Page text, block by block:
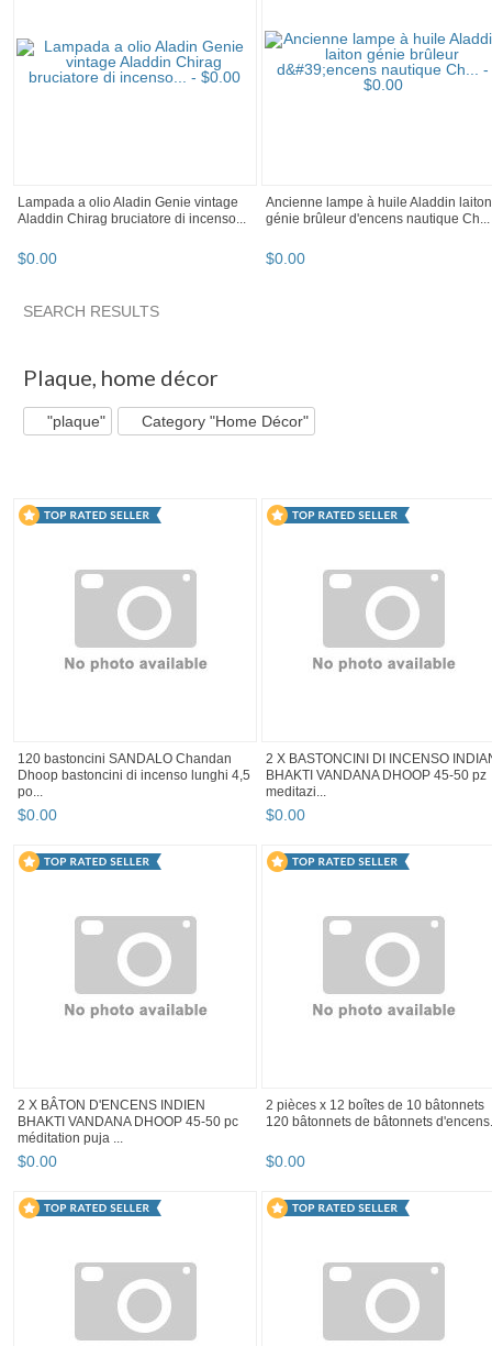
Lampada a olio Aladin Genie vintage
Aladdin Chirag bruciatore di incenso...
$0.00
Ancienne lampe à huile Aladdin laiton
génie brûleur d'encens nautique Ch...
$0.00